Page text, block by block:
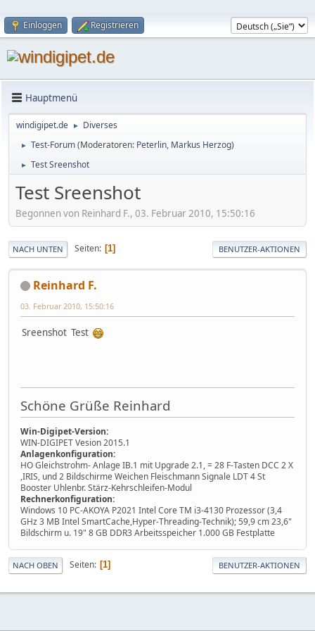
Einloggen Registrieren
Hauptmenü
windigipet.de ► Diverses
► Test-Forum(Moderatoren: Peterlin, Markus Herzog)
► Test Sreenshot
Test Sreenshot
Begonnen von Reinhard F., 03. Februar 2010, 15:50:16
NACH UNTEN Seiten 1 BENUTZER-AKTIONEN
Reinhard F.
03. Februar 2010, 15:50:16
Sreenshot Test
Schöne Grüße Reinhard
Win-Digipet-Version:
WIN-DIGIPET Vesion 2015.1
Anlagenkonfiguration:
HO Gleichstrohm- Anlage IB.1 mit Upgrade 2.1, = 28 F-Tasten DCC 2 X
,IRIS, und 2 Bildschirme Weichen Fleischmann Signale LDT 4 St
Booster Uhlenbr. Stärz-Kehrschleifen-Modul
Rechnerkonfiguration:
Windows 10 PC-AKOYA P2021 Intel Core TM i3-4130 Prozessor (3,4
GHz 3 MB Intel SmartCache,Hyper-Threading-Technik); 59,9 cm 23,6"
Bildschirm u. 19" 8 GB DDR3 Arbeitsspeicher 1.000 GB Festplatte
NACH OBEN Seiten 1 BENUTZER-AKTIONEN